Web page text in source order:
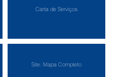
Carta de Serviços
Site: Mapa Completo